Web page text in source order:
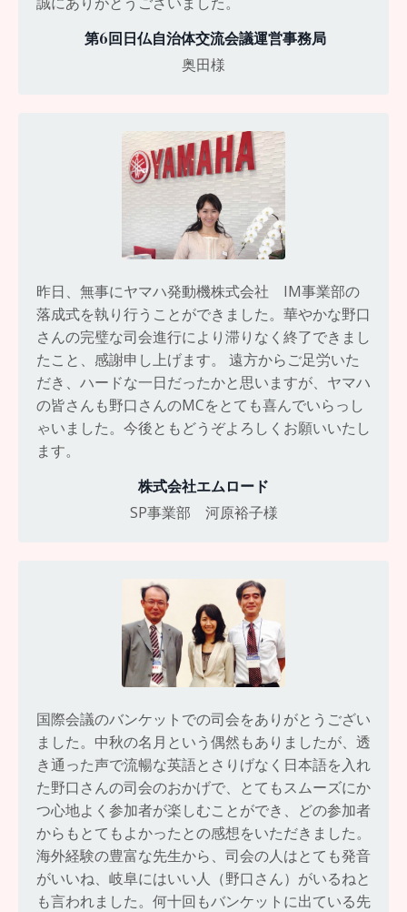
第6回日仏自治体交流会議運営事務局
奥田様
昨日、無事にヤマハ発動機株式会社 IM事業部の
落成式を執り行うことができました。華やかな野口
さんの完璧な司会進行により滞りなく終了できまし
たこと、感謝申し上げます。 遠方からご足労いた
だき、ハードな一日だったかと思いますが、ヤマハ
の皆さんも野口さんのMCをとても喜んでいらっし
ゃいました。今後ともどうぞよろしくお願いいたし
ます。
株式会社エムロード
SP事業部 河原裕子様
国際会議のバンケットでの司会をありがとうござい
ました。中秋の名月という偶然もありましたが、透
き通った声で流暢な英語とさりげなく日本語を入れ
た野口さんの司会のおかげで、とてもスムーズにか
つ心地よく参加者が楽しむことができ、どの参加者
からもとてもよかったとの感想をいただきました。
海外経験の豊富な先生から、司会の人はとても発音
がいいね、岐阜にはいい人（野口さん）がいるねと
も言われました。何十回もバンケットに出ている先